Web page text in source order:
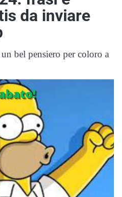
da inviare
bel pensiero per coloro a